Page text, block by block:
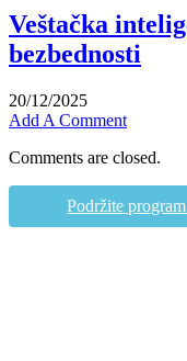
Veštačka
bezbednosti
20/12/2025
Add A Comment
Comments are closed.
Podržite